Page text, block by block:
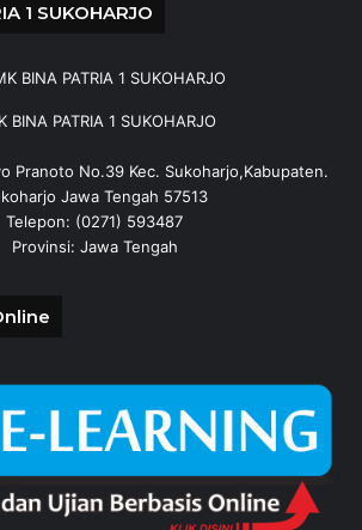
1 SUKOHARJO
BINA PATRIA 1 SUKOHARJO
Pranoto No.39 Kec. Sukoharjo,Kabupaten.
Jawa Tengah 57513
Telepon: (0271) 593487
Provinsi: Jawa Tengah